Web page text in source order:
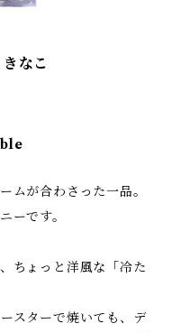
なこ
ムが合わさった一品。
ーです。
ちょっと洋風な「冷た
スターで焼いても、デ